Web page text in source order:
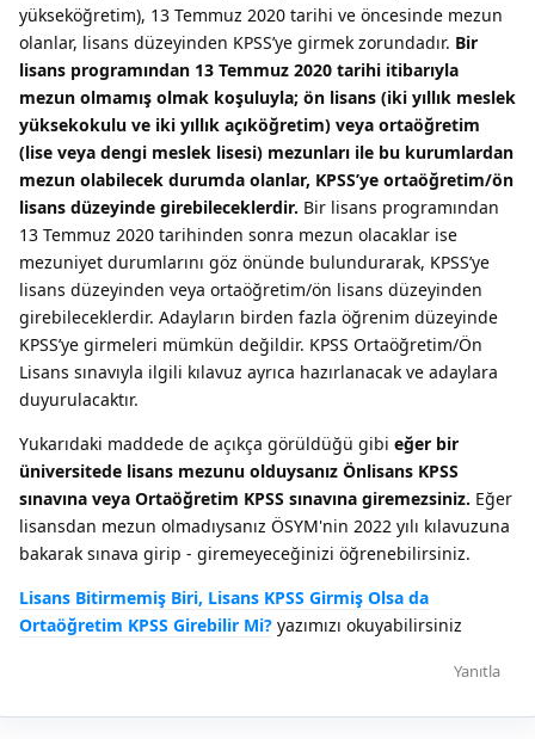
yükseköğretim), 13 Temmuz 2020 tarihi ve öncesinde mezun
olanlar, lisans düzeyinden KPSS’ye girmek zorundadır. Bir
lisans programından 13 Temmuz 2020 tarihi itibarıyla
mezun olmamış olmak koşuluyla; ön lisans (iki yıllık meslek
yüksekokulu ve iki yıllık açıköğretim) veya ortaöğretim
(lise veya dengi meslek lisesi) mezunları ile bu kurumlardan
mezun olabilecek durumda olanlar, KPSS’ye ortaöğretim/ön
lisans düzeyinde girebileceklerdir. Bir lisans programından
13 Temmuz 2020 tarihinden sonra mezun olacaklar ise
mezuniyet durumlarını göz önünde bulundurarak, KPSS’ye
lisans düzeyinden veya ortaöğretim/ön lisans düzeyinden
girebileceklerdir. Adayların birden fazla öğrenim düzeyinde
KPSS’ye girmeleri mümkün değildir. KPSS Ortaöğretim/Ön
Lisans sınavıyla ilgili kılavuz ayrıca hazırlanacak ve adaylara
duyurulacaktır.
Yukarıdaki maddede de açıkça görüldüğü gibi eğer bir
üniversitede lisans mezunu olduysanız Önlisans KPSS
sınavına veya Ortaöğretim KPSS sınavına giremezsiniz. Eğer
lisansdan mezun olmadıysanız ÖSYM'nin 2022 yılı kılavuzuna
bakarak sınava girip - giremeyeceğinizi öğrenebilirsiniz.
Lisans Bitirmemiş Biri, Lisans KPSS Girmiş Olsa da
Ortaöğretim KPSS Girebilir Mi? yazımızı okuyabilirsiniz
Yanıtla